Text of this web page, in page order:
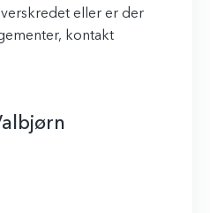
eller er der
kontakt